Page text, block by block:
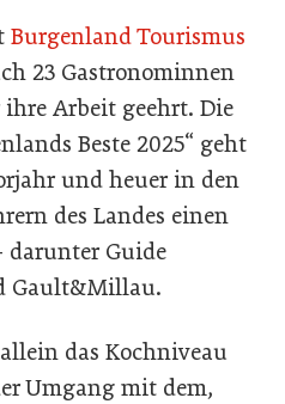
Burgenland Tourismus
23 Gastronominnen
Arbeit geehrt. Die
Beste 2025“ geht
und heuer in den
des Landes einen
darunter Guide
Gault&Millau.
das Kochniveau
Umgang mit dem,